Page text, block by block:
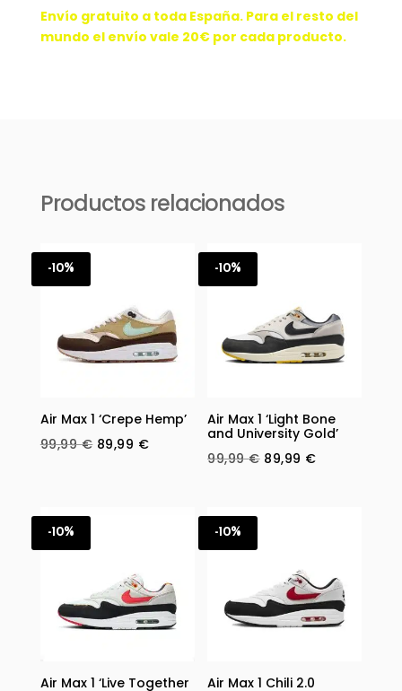
Envío gratuito a toda España. Para el resto del
mundo el envío vale 20€ por cada producto.
Productos relacionados
-10%
Air Max 1 ‘Crepe Hemp’
99,99€ Original
89,99 €Current
89,99 €.
-10%
Air Max 1 ‘Light Bone
and University Gold’
99,99€ Original
89,99 €Current
-10%
Air Max 1 ‘Live Together
-10%
Air Max 1 Chili 2.0